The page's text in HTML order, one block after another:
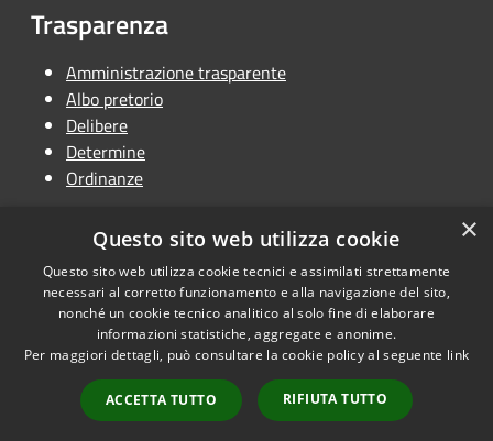
Trasparenza
Amministrazione trasparente
Albo pretorio
Delibere
Determine
Ordinanze
RSS
Accessibilità
Cookie
Mappa del sito
Dichiarazione di
Copyright © 2026 • Unione
Terra dei Castelli • Powered by
Municipium•Accesso
redazione
×
Questo sito web utilizza cookie
Questo sito web utilizza cookie tecnici e assimilati strettamente
necessari al corretto funzionamento e alla navigazione del sito,
nonché un cookie tecnico analitico al solo fine di elaborare
informazioni statistiche, aggregate e anonime.
Per maggiori dettagli, può consultare la cookie policy al seguente link
ACCETTA TUTTO RIFIUTA TUTTO